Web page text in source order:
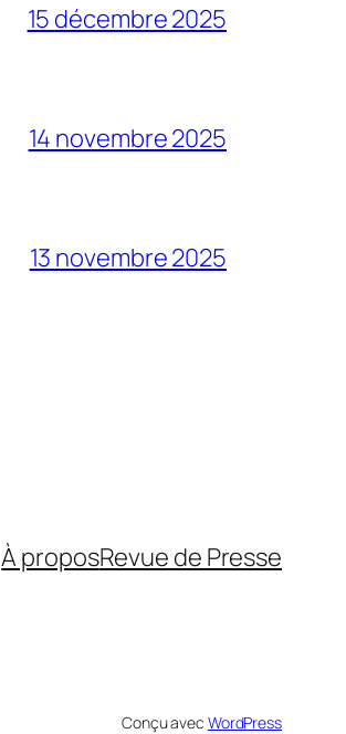
15 décembre 2025
14 novembre 2025
13 novembre 2025
À proposRevue de Presse
Conçu avec WordPress